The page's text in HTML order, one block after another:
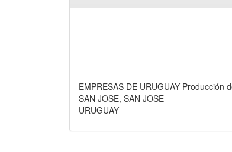
EMPRESAS DE URUGUAY Producción
SAN JOSE, SAN JOSE
URUGUAY